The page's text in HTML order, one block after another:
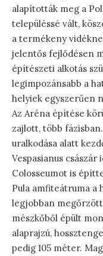
alapították meg a
településsé vált,
a termékeny
jelentős fejlődésen
építészeti alkotás
legimpozánsabb a
helyiek egyszerűen
Az Aréna építése
zajlott, több
uralkodása alatt
Vespasianus
Colosseumot is
Pula amfiteátruma a
legjobban
mészkőből épült
alaprajzú,
pedig 105 méter.